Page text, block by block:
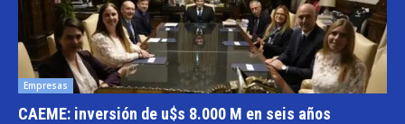
Empresas
CAEME: inversión de u$s 8.000 M en seis años